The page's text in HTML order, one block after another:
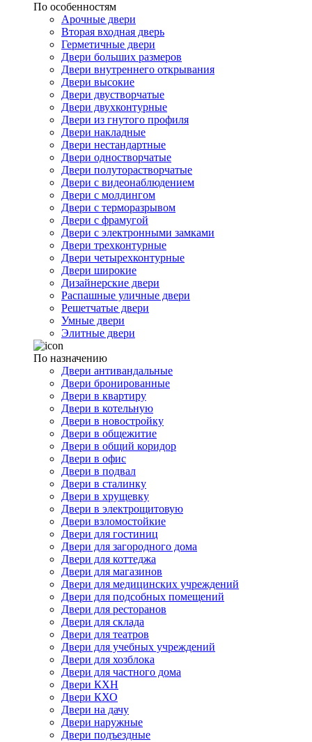
По особенностям
Арочные двери
Вторая входная дверь
Герметичные двери
Двери больших размеров
Двери внутреннего открывания
Двери высокие
Двери двустворчатые
Двери двухконтурные
Двери из гнутого профиля
Двери накладные
Двери нестандартные
Двери одностворчатые
Двери полуторастворчатые
Двери с видеонаблюдением
Двери с молдингом
Двери с терморазрывом
Двери с фрамугой
Двери с электронными замками
Двери трехконтурные
Двери четырехконтурные
Двери широкие
Дизайнерские двери
Распашные уличные двери
Решетчатые двери
Умные двери
Элитные двери
По назначению
Двери антивандальные
Двери бронированные
Двери в квартиру
Двери в котельную
Двери в новостройку
Двери в общежитие
Двери в общий коридор
Двери в офис
Двери в подвал
Двери в сталинку
Двери в хрущевку
Двери в электрощитовую
Двери взломостойкие
Двери для гостиниц
Двери для загородного дома
Двери для коттеджа
Двери для магазинов
Двери для медицинских учреждений
Двери для подсобных помещений
Двери для ресторанов
Двери для склада
Двери для театров
Двери для учебных учреждений
Двери для хозблока
Двери для частного дома
Двери КХН
Двери КХО
Двери на дачу
Двери наружные
Двери подъездные